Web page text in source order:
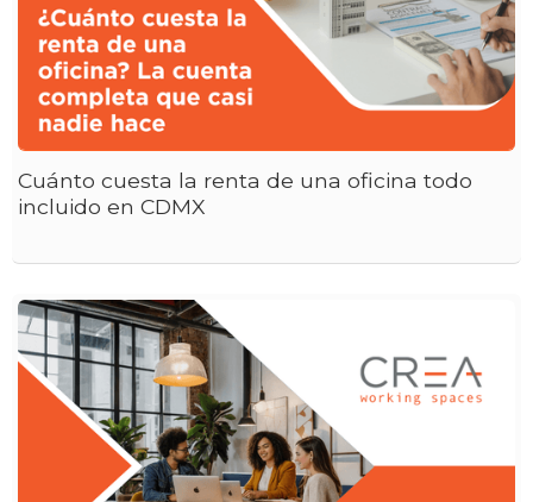
Cuánto cuesta la renta de una oficina todo
incluido en CDMX